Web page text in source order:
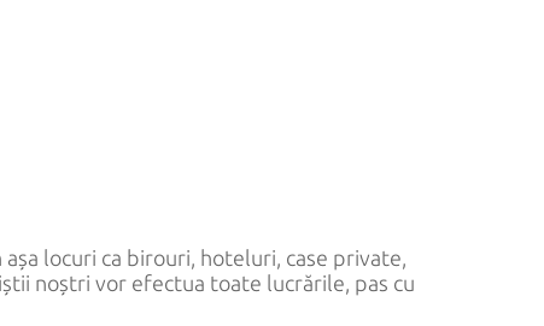
locuri ca birouri, hoteluri, case private,
noștri vor efectua toate lucrările, pas cu